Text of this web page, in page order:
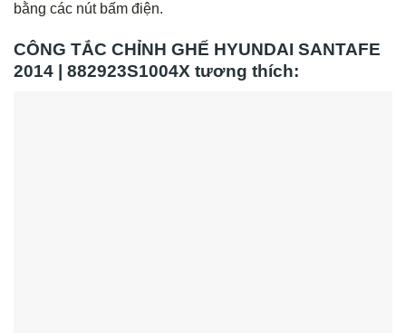
bằng các nút bấm điện.
CÔNG TẮC CHỈNH GHẾ HYUNDAI SANTAFE
2014 | 882923S1004X tương thích: